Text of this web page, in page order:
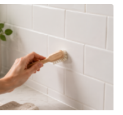
G.-X., & Wang, X.-M.
neuroinflammatory activity
4-dependent
in lipopolysaccharide-
of Pharmacology,
j.ejphar.2012.05.030
Choi, Y. W., Bae, S. S., &